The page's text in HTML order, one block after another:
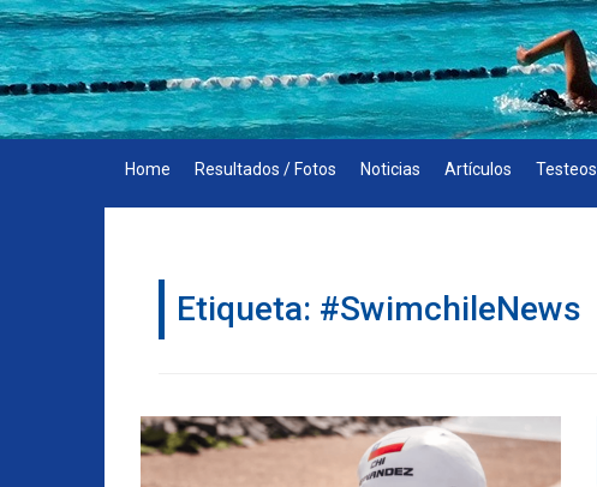
Skip
to
content
Home Resultados / Fotos Noticias Artículos Testeos
Etiqueta: #SwimchileNews